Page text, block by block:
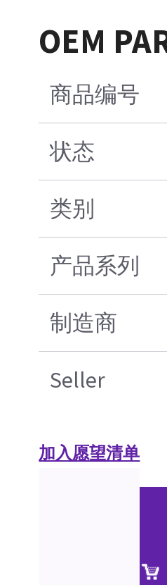
OEM
商品编号
状态
类别
产品系列
制造商
Seller
加入愿望清单